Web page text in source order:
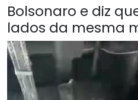
Bolsonaro e diz
lados da mesma